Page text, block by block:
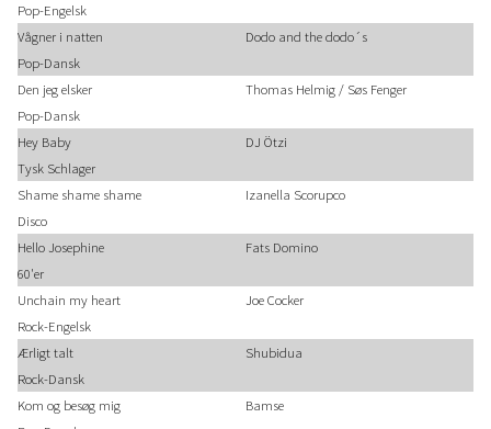
Pop-Engelsk
Vågner i natten
Dodo and the dodo´s
Pop-Dansk
Den jeg elsker
Thomas Helmig / Søs Fenger
Pop-Dansk
Hey Baby
DJ Ötzi
Tysk Schlager
Shame shame shame
Izanella Scorupco
Disco
Hello Josephine
Fats Domino
60'er
Unchain my heart
Joe Cocker
Rock-Engelsk
Ærligt talt
Shubidua
Rock-Dansk
Kom og besøg mig
Bamse